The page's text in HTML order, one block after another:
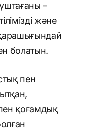
үштағаны –
және
қарашығындай
болатын.
пен
қоғамдық